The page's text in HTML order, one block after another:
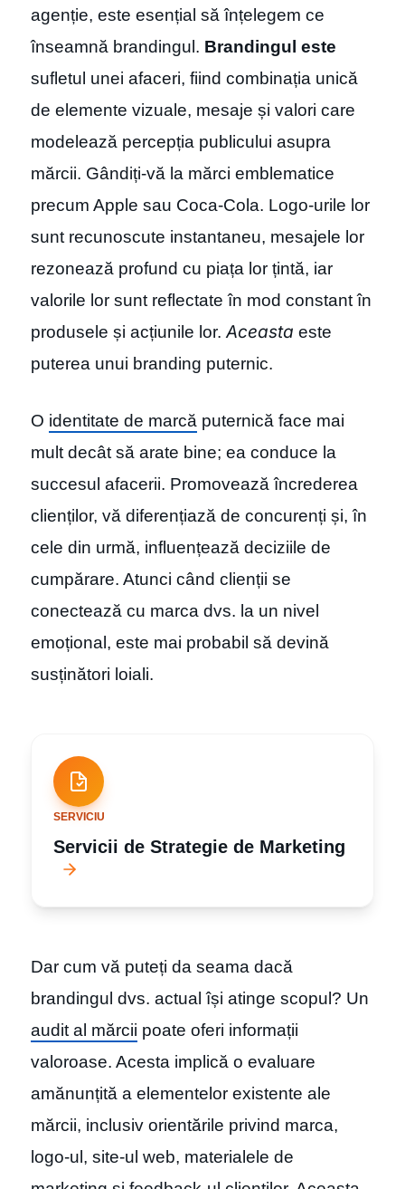
agenție, este esențial să înțelegem ce
înseamnă brandingul. Brandingul este
sufletul unei afaceri, fiind combinația unică
de elemente vizuale, mesaje și valori care
modelează percepția publicului asupra
mărcii. Gândiți-vă la mărci emblematice
precum Apple sau Coca-Cola. Logo-urile lor
sunt recunoscute instantaneu, mesajele lor
rezonează profund cu piața lor țintă, iar
valorile lor sunt reflectate în mod constant în
produsele și acțiunile lor. Aceasta este
puterea unui branding puternic.
O identitate de marcă puternică face mai
mult decât să arate bine; ea conduce la
succesul afacerii. Promovează încrederea
clienților, vă diferențiază de concurenți și, în
cele din urmă, influențează deciziile de
cumpărare. Atunci când clienții se
conectează cu marca dvs. la un nivel
emoțional, este mai probabil să devină
susținători loiali.
SERVICIU
Servicii de Strategie de Marketing
Dar cum vă puteți da seama dacă
brandingul dvs. actual își atinge scopul? Un
audit al mărcii poate oferi informații
valoroase. Acesta implică o evaluare
amănunțită a elementelor existente ale
mărcii, inclusiv orientările privind marca,
logo-ul, site-ul web, materialele de